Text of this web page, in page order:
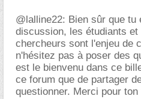
@lalline22: Bien sûr que tu
discussion, les étudiants
chercheurs sont l'enjeu de
n'hésitez pas à poser des
est le bienvenu dans ce
ce forum que de partager
questionner. Merci pour ton